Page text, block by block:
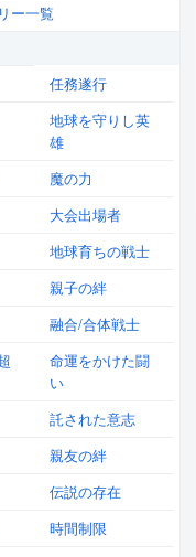
ー一覧
任務遂行
地球を守りし英
雄
魔の力
大会出場者
地球育ちの戦士
親子の絆
融合/合体戦士
命運をかけた闘
い
託された意志
親友の絆
伝説の存在
時間制限